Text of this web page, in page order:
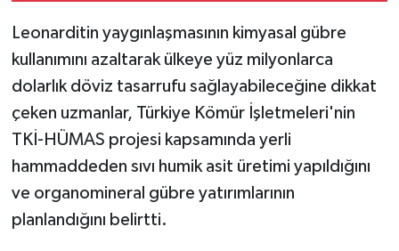
Leonarditin yaygınlaşmasının kimyasal gübre
kullanımını azaltarak ülkeye yüz milyonlarca
dolarlık döviz tasarrufu sağlayabileceğine dikkat
çeken uzmanlar, Türkiye Kömür İşletmeleri'nin
TKİ-HÜMAS projesi kapsamında yerli
hammaddeden sıvı humik asit üretimi yapıldığını
ve organomineral gübre yatırımlarının
planlandığını belirtti.